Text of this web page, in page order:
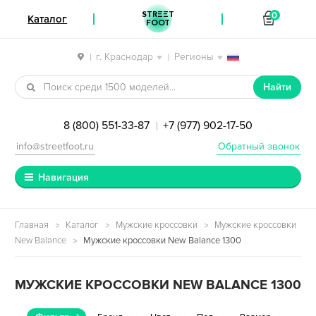
| г. Краснодар | Регионы
Перейти к навигации
Перейти к содержимому
Найти
8 (800) 551-33-87 | +7 (977) 902-17-50
Обратный звонок
info@streetfoot.ru
Навигация
Главная Каталог Мужские кроссовки
Мужские кроссовки
New Balance
Мужские кроссовки New Balance 1300
МУЖСКИЕ КРОССОВКИ NEW BALANCE 1300
Каталог STREET
FOOT
0